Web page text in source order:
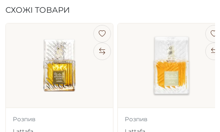
СХОЖІ ТОВАРИ
Розпив
Розпив